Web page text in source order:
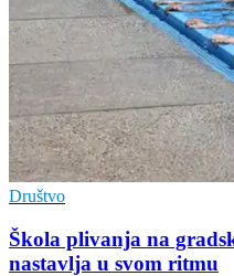
Društvo
Škola plivanja na
nastavlja u svom ritmu